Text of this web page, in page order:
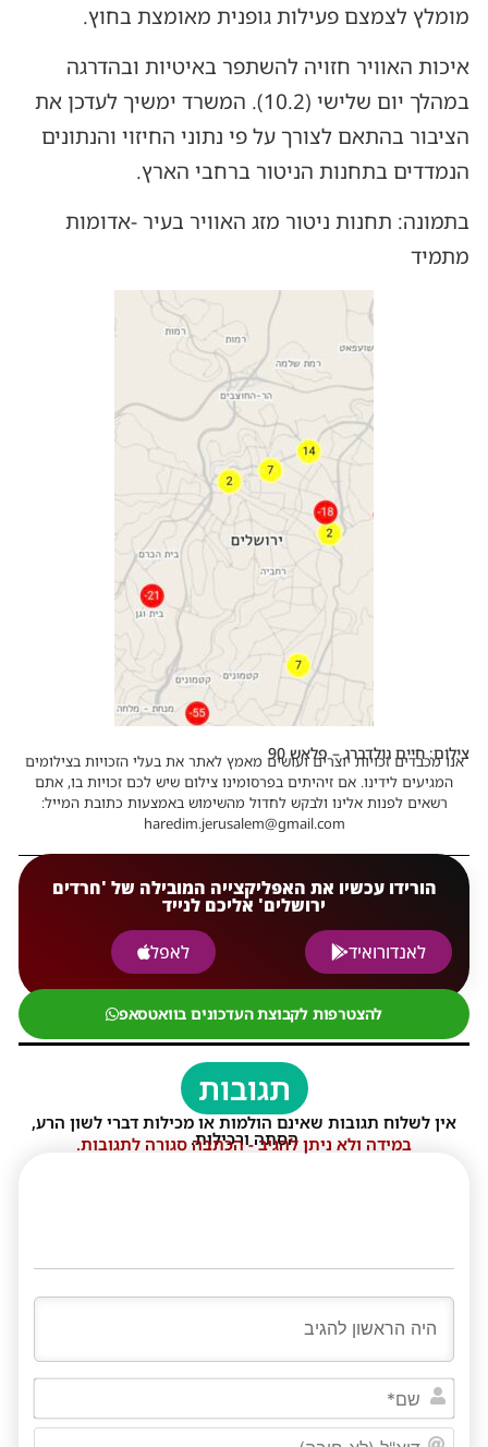
מומלץ לצמצם פעילות גופנית מאומצת בחוץ.
איכות האוויר חזויה להשתפר באיטיות ובהדרגה
במהלך יום שלישי (10.2). המשרד ימשיך לעדכן את
הציבור בהתאם לצורך על פי נתוני החיזוי והנתונים
הנמדדים בתחנות הניטור ברחבי הארץ.
בתמונה: תחנות ניטור מזג האוויר בעיר -אדומות
מתמיד
צילום: חיים גולדברג – פלאש 90
אנו מכבדים זכויות יוצרים ועושים מאמץ לאתר את בעלי הזכויות בצילומים
המגיעים לידינו. אם זיהיתים בפרסומינו צילום שיש לכם זכויות בו, אתם
רשאים לפנות אלינו ולבקש לחדול מהשימוש באמצעות כתובת המייל:
haredim.jerusalem@gmail.com
הורידו עכשיו את האפליקצייה המובילה של 'חרדים
ירושלים' אליכם לנייד
לאנדורואיד
לאפל
להצטרפות לקבוצת העדכונים בוואטסאפ
תגובות
אין לשלוח תגובות שאינם הולמות או מכילות דברי לשון הרע,
הסתה ורכילות.
במידה ולא ניתן להגיב - הכתבה סגורה לתגובות.
שם*